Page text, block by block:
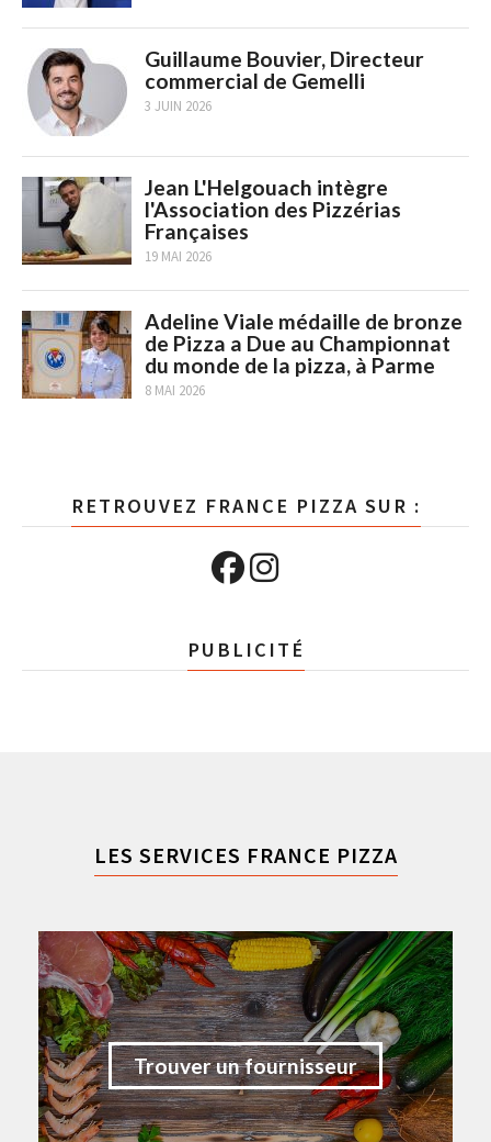
Guillaume Bouvier, Directeur
commercial de Gemelli
3 JUIN 2026
Jean L'Helgouach intègre
l'Association des Pizzérias
Françaises
19 MAI 2026
Adeline Viale médaille de bronze
de Pizza a Due au Championnat
du monde de la pizza, à Parme
8 MAI 2026
RETROUVEZ FRANCE PIZZA SUR :
PUBLICITÉ
LES SERVICES FRANCE PIZZA
Trouver un fournisseur